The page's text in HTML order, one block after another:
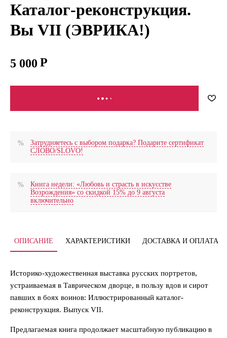
Каталог-реконструкция.
Вы VII (ЭВРИКА!)
5 000
В КОРЗИНУ
Затрудняетесь с выбором подарка? Подарите сертификат
СЛОВО/SLOVO!
Книга недели: «Любовь и страсть в искусстве
Возрождения» со скидкой 15% до 9 августа
включительно
ОПИСАНИЕ ХАРАКТЕРИСТИКИ ДОСТАВКА И ОПЛАТА
Историко-художественная выставка русских портретов,
устраиваемая в Таврическом дворце, в пользу вдов и сирот
павших в боях воинов: Иллюстрированный каталог-
реконструкция. Выпуск VII.
Предлагаемая книга продолжает масштабную публикацию в